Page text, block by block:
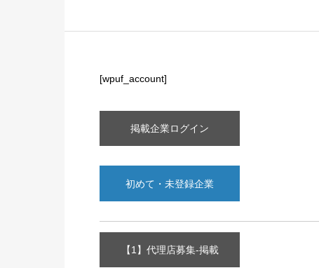
[wpuf_account]
掲載企業ログイン
初めて・未登録企業
【1】代理店募集-掲載